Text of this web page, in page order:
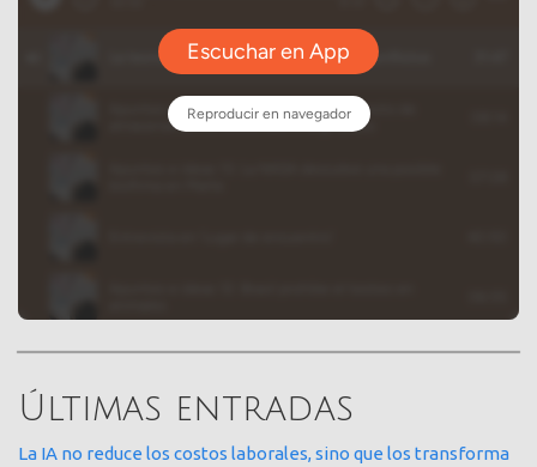
Últimas entradas
La IA no reduce los costos laborales, sino que los transforma